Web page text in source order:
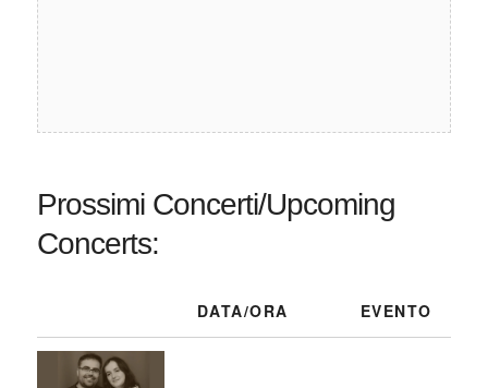
Prossimi Concerti/Upcoming
Concerts:
DATA/ORA EVENTO